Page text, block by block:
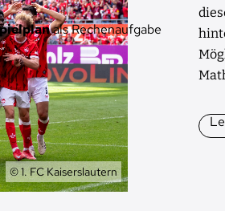
Eigentümer
© 1. FC Kaiserslautern
als Rechenaufgabe